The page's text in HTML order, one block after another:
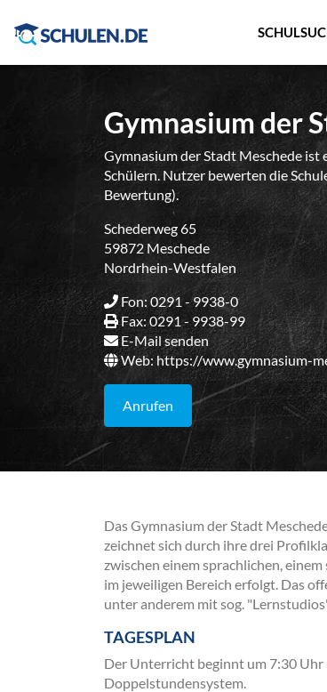
Gymnasium der
Gymnasium der Stadt Meschede
Schülern. Nutzer bewerten die
Bewertung).
Schederweg 65
59872 Meschede
Nordrhein-Westfalen
Fon: 0291 - 9938-0
Fax: 0291 - 9938-99
E-Mail senden
Web:https://www.gymnasium-
Anrufen
Das Gymnasium der Stadt
zeichnet sich durch ihre drei
zwischen einem sprachlichen,
im jeweiligen Bereich erfolgt. Das
unter anderem mit sog.
TAGESPLAN
Der Unterricht beginnt um 7:30 Uhr
Doppelstundensystem.